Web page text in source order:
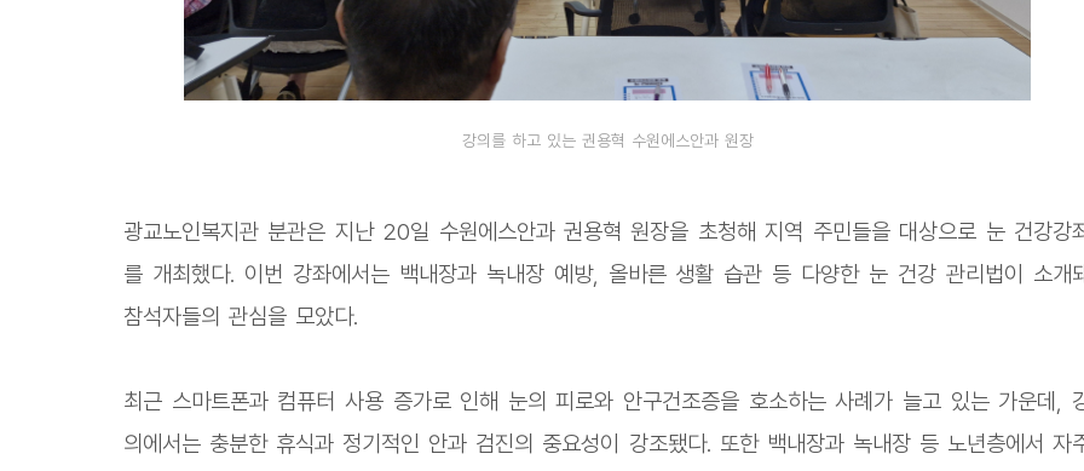
강의를 하고 있는 권용혁 수원에스안과 원장
광교노인복지관 분관은 지난 20일 수원에스안과 권용혁 원장을 초청해 지역 주민들을 대상으로 눈 건강강
를 개최했다. 이번 강좌에서는 백내장과 녹내장 예방, 올바른 생활 습관 등 다양한 눈 건강 관리법이 소개
참석자들의 관심을 모았다.
최근 스마트폰과 컴퓨터 사용 증가로 인해 눈의 피로와 안구건조증을 호소하는 사례가 늘고 있는 가운데,
의에서는 충분한 휴식과 정기적인 안과 검진의 중요성이 강조됐다. 또한 백내장과 녹내장 등 노년층에서 자